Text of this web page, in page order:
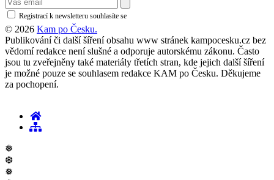
Registrací k newsletteru souhlasíte se
© 2026 Kam po Česku.
Publikování či další šíření obsahu www stránek kampocesku.cz bez
vědomí redakce není slušné a odporuje autorskému zákonu. Často
jsou tu zveřejněny také materiály třetích stran, kde jejich další šíření
je možné pouze se souhlasem redakce KAM po Česku. Děkujeme
za pochopení.
❅
❆
❅